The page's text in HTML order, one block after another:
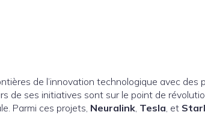
de l’innovation technologique avec
de ses initiatives sont sur le point de
Parmi ces projets, Neuralink, Tesla, et